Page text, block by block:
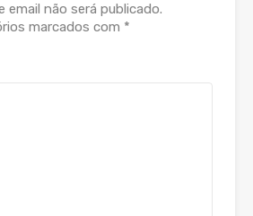
email não será publicado.
marcados com *